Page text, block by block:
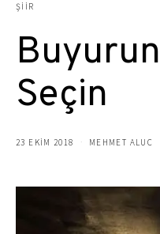
ŞIIR
Seçin
23 EKIM 2018 MEHMET ALUC